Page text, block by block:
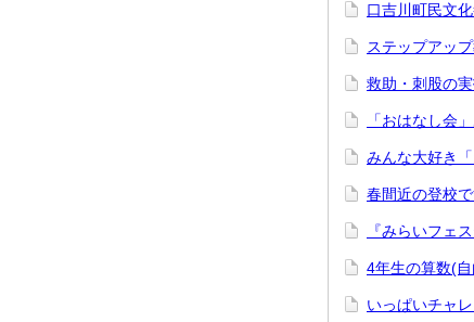
口吉川町民文
ステップアッ
救助・刺股の
「おはなし会
みんな大好き
春間近の登校
『みらいフェ
4年生の算数(
いっぱいチャ